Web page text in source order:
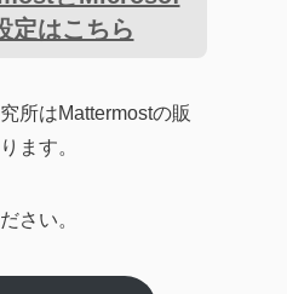
定はこちら
所はMattermostの販
ます。
さい。